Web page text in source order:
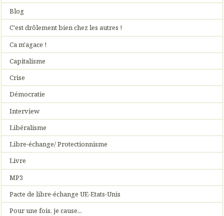
Blog
C'est drôlement bien chez les autres !
Ca m'agace !
Capitalisme
Crise
Démocratie
Interview
Libéralisme
Libre-échange/ Protectionnisme
Livre
MP3
Pacte de libre-échange UE-Etats-Unis
Pour une fois, je cause...